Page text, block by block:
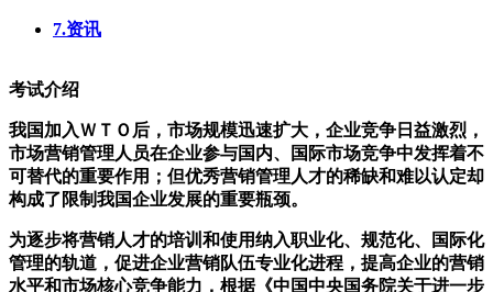
7.资讯
考试介绍
我国加入ＷＴＯ后，市场规模迅速扩大，企业竞争日益激烈，
市场营销管理人员在企业参与国内、国际市场竞争中发挥着不
可替代的重要作用；但优秀营销管理人才的稀缺和难以认定却
构成了限制我国企业发展的重要瓶颈。
为逐步将营销人才的培训和使用纳入职业化、规范化、国际化
管理的轨道，促进企业营销队伍专业化进程，提高企业的营销
水平和市场核心竞争能力，根据《中国中央国务院关于进一步